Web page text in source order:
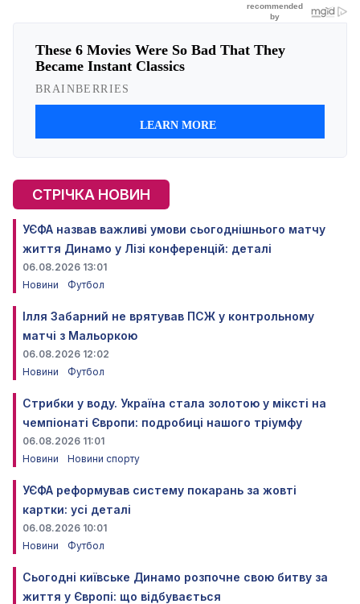
СТРІЧКА НОВИН
УЄФА назвав важливі умови сьогоднішнього матчу
життя Динамо у Лізі конференцій: деталі
06.08.2026 13:01
Новини
Футбол
Ілля Забарний не врятував ПСЖ у контрольному
матчі з Мальоркою
06.08.2026 12:02
Новини
Футбол
Стрибки у воду. Україна стала золотою у міксті на
чемпіонаті Європи: подробиці нашого тріумфу
06.08.2026 11:01
Новини
Новини спорту
УЄФА реформував систему покарань за жовті
картки: усі деталі
06.08.2026 10:01
Новини
Футбол
Сьогодні київське Динамо розпочне свою битву за
життя у Європі: що відбувається